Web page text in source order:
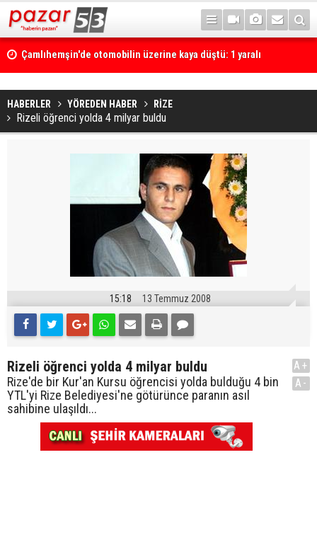
Çamlıhemşin'de otomobilin üzerine kaya düştü: 1 yaralı
HABERLER YÖREDEN HABER RİZE
Rizeli öğrenci yolda 4 milyar buldu
15:18 13 Temmuz 2008
Rizeli öğrenci yolda 4 milyar buldu
Rize'de bir Kur'an Kursu öğrencisi yolda bulduğu 4 bin
YTL'yi Rize Belediyesi'ne götürünce paranın asıl
sahibine ulaşıldı...
A+
A-